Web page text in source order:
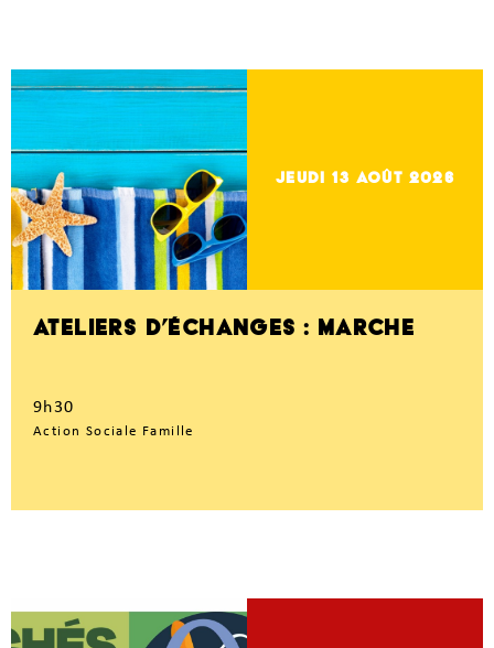
jeudi 13 Août 2026
ATELIERS D’ÉCHANGES : MARCHE
9h30
Action Sociale Famille